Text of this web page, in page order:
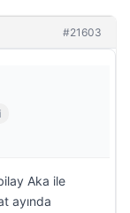
#21603
Aka ile
ayında